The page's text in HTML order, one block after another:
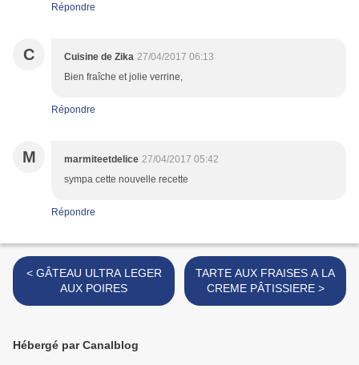
Répondre
C Cuisine de Zika 27/04/2017 06:13
Bien fraîche et jolie verrine,
Répondre
M marmiteetdelice 27/04/2017 05:42
sympa cette nouvelle recette
Répondre
< GÂTEAU ULTRA LEGER
AUX POIRES
TARTE AUX FRAISES A LA
CREME PÂTISSIERE >
Hébergé par Canalblog